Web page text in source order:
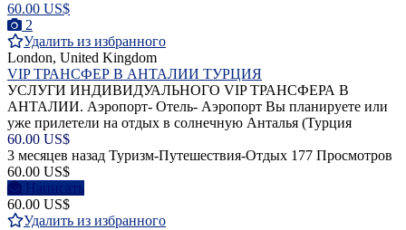
60.00 US$
2
Удалить из избранного
London, United Kingdom
VIP ТРАНСФЕР В АНТАЛИИ ТУРЦИЯ
УСЛУГИ ИНДИВИДУАЛЬНОГО VIP ТРАНСФЕРА В
АНТАЛИИ. Аэропорт- Отель- Аэропорт Вы планируете или
уже прилетели на отдых в солнечную Анталья (Турция
60.00 US$
3 месяцев назад Туризм-Путешествия-Отдых 177 Просмотров
60.00 US$
Написать
60.00 US$
Удалить из избранного